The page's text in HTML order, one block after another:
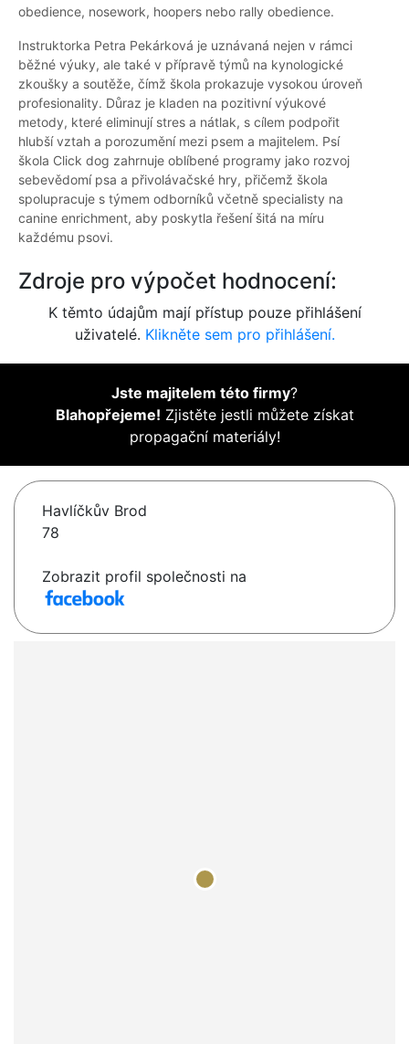
obedience, nosework, hoopers nebo rally obedience.
Instruktorka Petra Pekárková je uznávaná nejen v rámci
běžné výuky, ale také v přípravě týmů na kynologické
zkoušky a soutěže, čímž škola prokazuje vysokou úroveň
profesionality. Důraz je kladen na pozitivní výukové
metody, které eliminují stres a nátlak, s cílem podpořit
hlubší vztah a porozumění mezi psem a majitelem. Psí
škola Click dog zahrnuje oblíbené programy jako rozvoj
sebevědomí psa a přivolávačské hry, přičemž škola
spolupracuje s týmem odborníků včetně specialisty na
canine enrichment, aby poskytla řešení šitá na míru
každému psovi.
Zdroje pro výpočet hodnocení:
K těmto údajům mají přístup pouze přihlášení
uživatelé. Klikněte sem pro přihlášení.
Jste majitelem této firmy?
Blahopřejeme! Zjistěte jestli můžete získat
propagační materiály!
Havlíčkův Brod
78
Zobrazit profil společnosti na